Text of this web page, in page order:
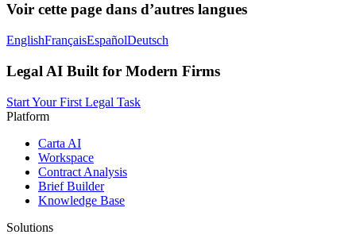
Voir cette page dans d’autres langues
EnglishFrançaisEspañolDeutsch
Legal AI Built for Modern Firms
Start Your First Legal Task
Platform
Carta AI
Workspace
Contract Analysis
Brief Builder
Knowledge Base
Solutions